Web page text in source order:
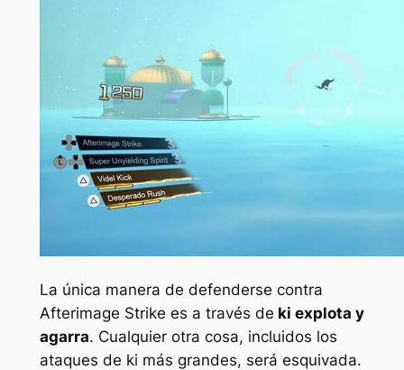
La única manera de defenderse contra
Afterimage Strike es a través de ki explota y
agarra. Cualquier otra cosa, incluidos los
ataques de ki más grandes, será esquivada.